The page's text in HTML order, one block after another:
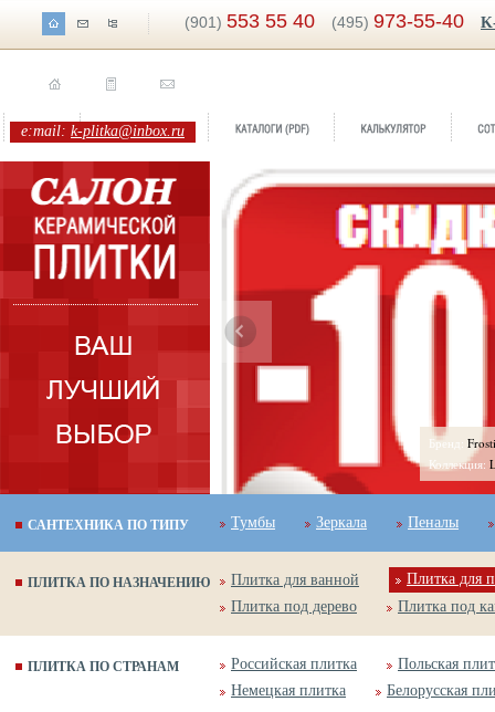
(901) 553 55 40 (495) 973-55-40
e:mail: k-plitka@inbox.ru
Absolut
Бренд:
Коллекция:
САНТЕХНИКА ПО ТИПУ Тумбы Зеркала Пеналы
ПЛИТКА ПО НАЗНАЧЕНИЮ Плитка для ванной
Плитка для
Плитка под дерево
Плитка под
ПЛИТКА ПО СТРАНАМ Российская плитка
Польская
Немецкая плитка
Белорусская